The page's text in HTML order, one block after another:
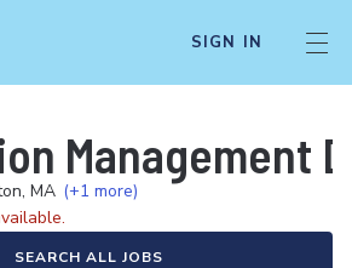
SIGN IN
Management
MA (+1 more)
SEARCH ALL JOBS